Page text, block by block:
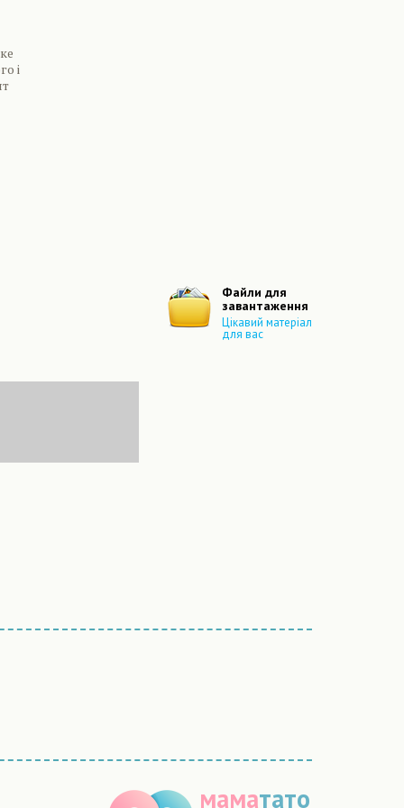
і
Файли для
завантаження
Цікавий матеріал
для вас
маматато